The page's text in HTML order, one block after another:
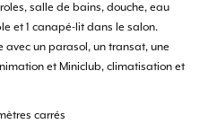
salle de bains, douche, eau
et 1 canapé-lit dans le salon.
avec un parasol, un transat, une
et Miniclub, climatisation et
carrés